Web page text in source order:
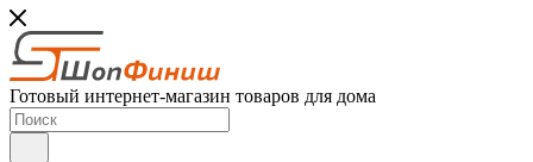
Готовый интернет-магазин товаров для дома